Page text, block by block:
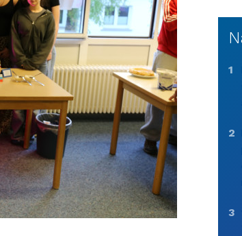
1
2
3